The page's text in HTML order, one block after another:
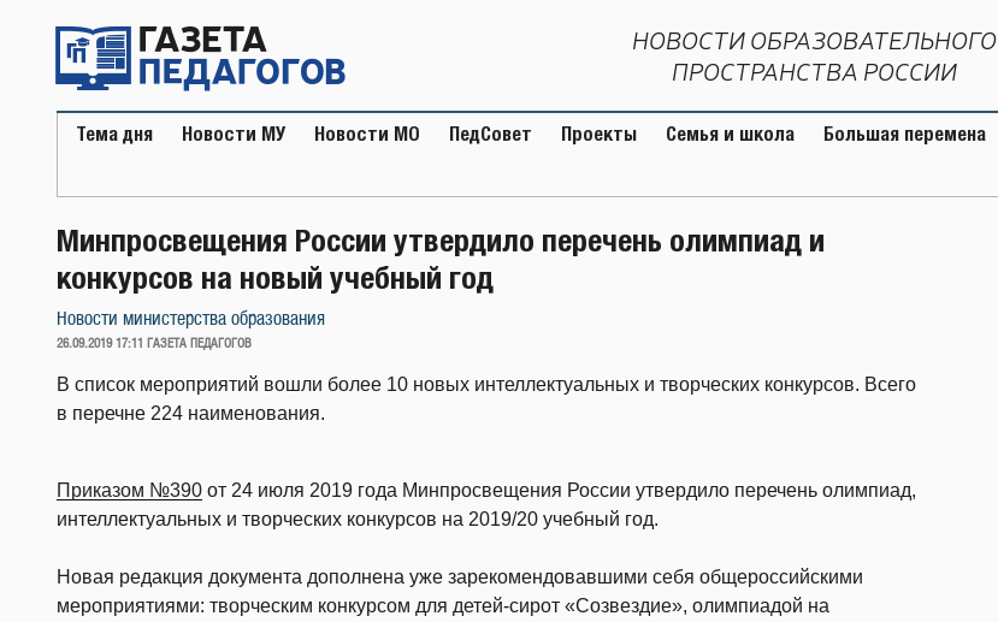
содержимому
НОВОСТИ ОБРАЗОВАТЕЛЬНОГО
ПРОСТРАНСТВА РОССИИ
Тема дня Новости МУ Новости МО ПедСовет Проекты Семья и школа Большая перемена
Минпросвещения России утвердило перечень олимпиад и
конкурсов на новый учебный год
Новости министерства образования
ОПУБЛИКОВАНО
26.09.2019 17:11 ГАЗЕТА ПЕДАГОГОВ
В список мероприятий вошли более 10 новых интеллектуальных и творческих конкурсов. Всего
в перечне 224 наименования.
Приказом №390 от 24 июля 2019 года Минпросвещения России утвердило перечень олимпиад,
интеллектуальных и творческих конкурсов на 2019/20 учебный год.
Новая редакция документа дополнена уже зарекомендовавшими себя общероссийскими
мероприятиями: творческим конкурсом для детей-сирот «Созвездие», олимпиадой на